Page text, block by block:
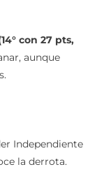
con 27 pts,
aunque
Independiente
la derrota.